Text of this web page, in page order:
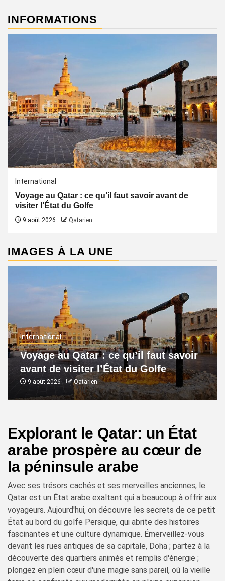
INFORMATIONS
International
Voyage au Qatar : ce qu’il faut savoir avant de
visiter l’État du Golfe
9 août 2026 Qatarien
IMAGES À LA UNE
International
Voyage au Qatar : ce qu’il faut savoir
avant de visiter l’État du Golfe
9 août 2026 Qatarien
Explorant le Qatar: un État
arabe prospère au cœur de
la péninsule arabe
Avec ses trésors cachés et ses merveilles anciennes, le
Qatar est un État arabe exaltant qui a beaucoup à offrir aux
voyageurs. Aujourd'hui, on découvre les secrets de ce petit
État au bord du golfe Persique, qui abrite des histoires
fascinantes et une culture dynamique. Émerveillez-vous
devant les rues antiques de sa capitale, Doha ; partez à la
découverte des quartiers animés et remplis d'énergie ;
plongez en plein cœur d'une magie sans pareil, où la vieille